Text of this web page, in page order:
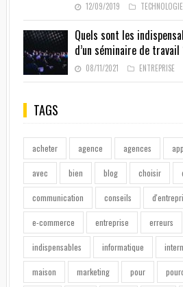
12/09/2019 TECHNOLOGIE
Quels sont les
d’un séminaire de travail
08/11/2021 ENTREPRISE
TAGS
acheter agence agences
avec bien blog choisir
communication conseils
e-commerce entreprise erreurs
indispensables informatique
maison marketing pour